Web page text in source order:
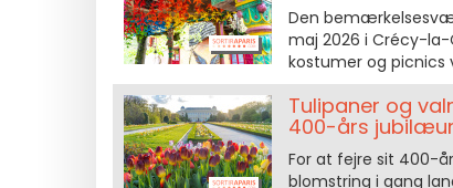
Den
maj 2026 i Crécy-
kostumer og picnics
Tulipaner og
400-års
For at fejre sit 400-
blomstring i gang